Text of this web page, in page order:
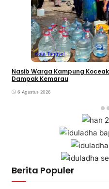
Kota Tangsel
Nasib Warga Kampung
Dampak Kemarau
6 Agustus 2026
Berita Populer